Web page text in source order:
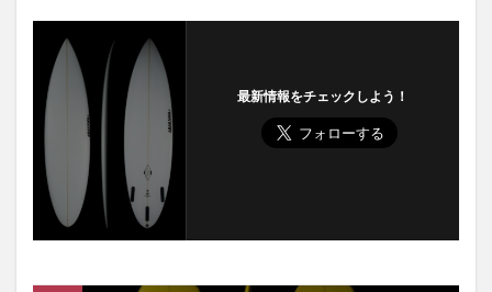
最新情報をチェックしよう！